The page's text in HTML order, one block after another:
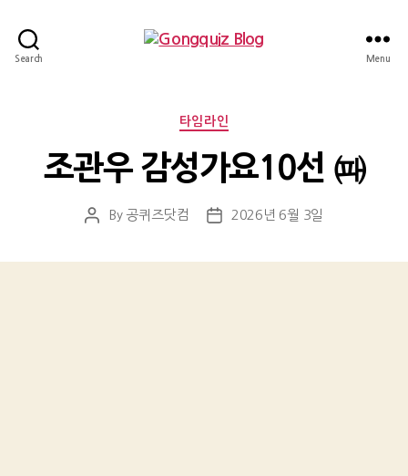
Search Menu
Categories
타임라인
조관우 감성가요10선 ㈚
PostBy 공퀴즈닷컴
Post2026년 6월 3일